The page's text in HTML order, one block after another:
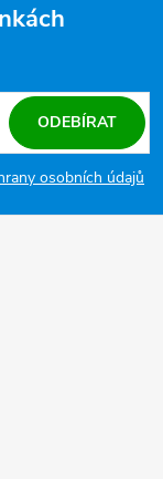
osobních údajů
ODEBÍRAT